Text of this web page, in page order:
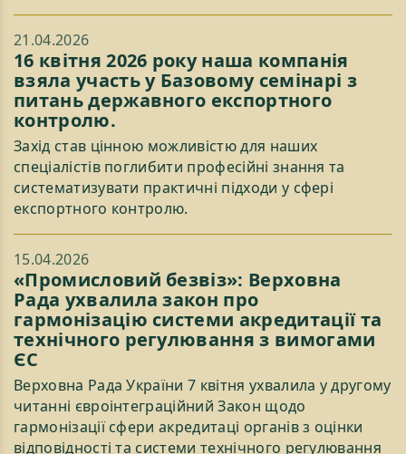
21.04.2026
16 квітня 2026 року наша компанія
взяла участь у Базовому семінарі з
питань державного експортного
контролю.
Захід став цінною можливістю для наших
спеціалістів поглибити професійні знання та
систематизувати практичні підходи у сфері
експортного контролю.
15.04.2026
«Промисловий безвіз»: Верховна
Рада ухвалила закон про
гармонізацію системи акредитації та
технічного регулювання з вимогами
ЄС
Верховна Рада України 7 квітня ухвалила у другому
читанні євроінтеграційний Закон щодо
гармонізації сфери акредитаці органів з оцінки
відповідності та системи технічного регулювання